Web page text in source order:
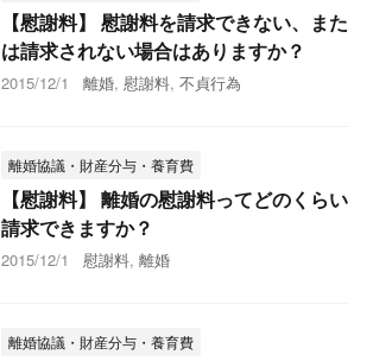
【慰謝料】 慰謝料を請求できない、また
は請求されない場合はありますか？
2015/12/1 離婚, 慰謝料, 不貞行為
離婚協議・財産分与・養育費
【慰謝料】 離婚の慰謝料ってどのくらい
請求できますか？
2015/12/1 慰謝料, 離婚
離婚協議・財産分与・養育費